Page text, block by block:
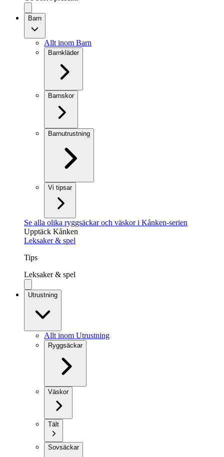
Barn
Allt inom Barn
Barnkläder
Barnskor
Barnutrustning
Vi tipsar
Se alla olika ryggsäckar och väskor i Kånken-serien
Upptäck Kånken
Leksaker & spel
Tips
Leksaker & spel
Utrustning
Allt inom Utrustning
Ryggsäckar
Väskor
Tält
Sovsäckar